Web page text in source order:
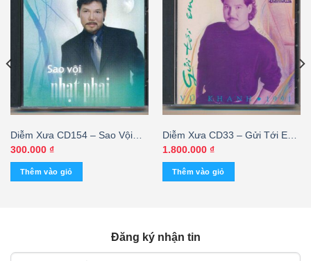
Diễm Xưa CD154 – Sao Vội
Nhạt Phai (KGTH9)
300.000 ₫
Thêm vào giỏ
Diễm Xưa CD33 – Gửi Tới Em
– Vũ Khanh (3 Góc Chữ Lớn)
KGTUS – cái
1.800.000 ₫
Thêm vào giỏ
Đăng ký nhận tin